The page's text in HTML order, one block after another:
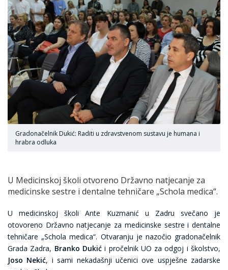
Gradonačelnik Dukić: Raditi u zdravstvenom sustavu je humana i
hrabra odluka
U Medicinskoj školi otvoreno Državno natjecanje za
medicinske sestre i dentalne tehničare „Schola medica“.
U medicinskoj školi Ante Kuzmanić u Zadru svečano je
otovoreno Državno natjecanje za medicinske sestre i dentalne
tehničare „Schola medica“. Otvaranju je nazočio gradonačelnik
Grada Zadra, Branko Dukići pročelnik UO za odgoj i školstvo,
Joso Nekić, i sami nekadašnji učenici ove uspješne zadarske